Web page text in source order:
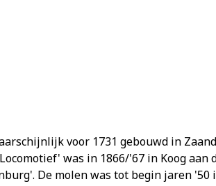
voor 1731 gebouwd in
was in 1866/'67 in Koog aan
De molen was tot begin jaren '50